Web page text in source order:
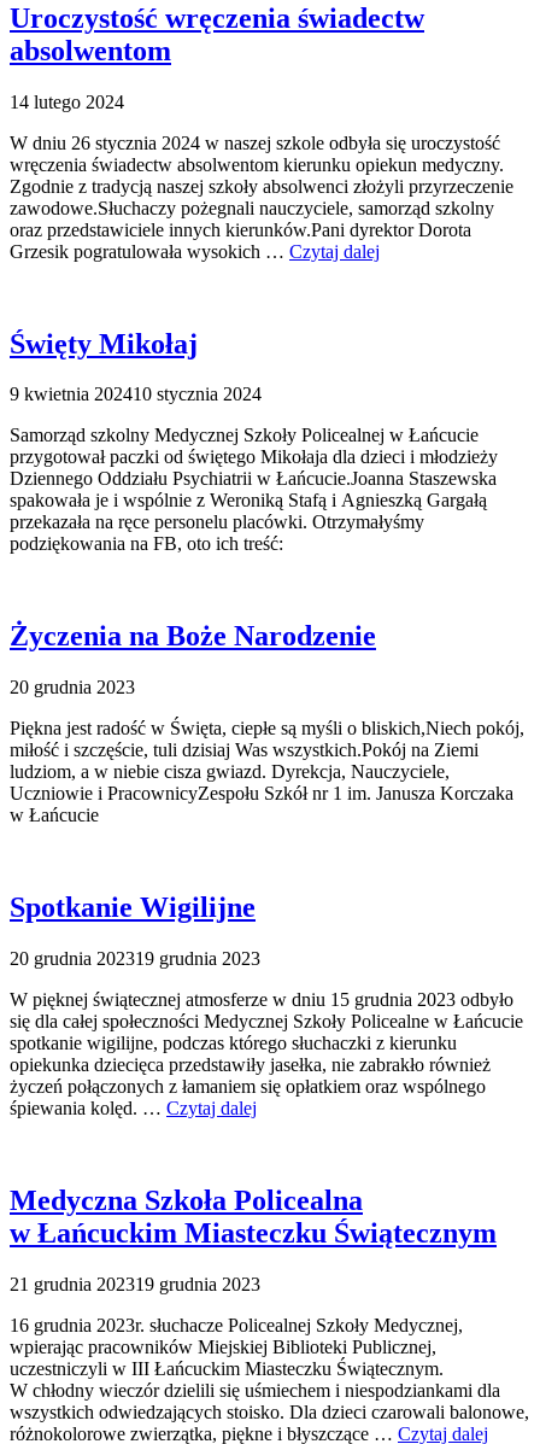
Uroczystość wręczenia świadectw
absolwentom
14 lutego 2024
W dniu 26 stycznia 2024 w naszej szkole odbyła się uroczystość
wręczenia świadectw absolwentom kierunku opiekun medyczny.
Zgodnie z tradycją naszej szkoły absolwenci złożyli przyrzeczenie
zawodowe.Słuchaczy pożegnali nauczyciele, samorząd szkolny
oraz przedstawiciele innych kierunków.Pani dyrektor Dorota
Grzesik pogratulowała wysokich … Czytaj dalej
Święty Mikołaj
9 kwietnia 202410 stycznia 2024
Samorząd szkolny Medycznej Szkoły Policealnej w Łańcucie
przygotował paczki od świętego Mikołaja dla dzieci i młodzieży
Dziennego Oddziału Psychiatrii w Łańcucie.Joanna Staszewska
spakowała je i wspólnie z Weroniką Stafą i Agnieszką Gargałą
przekazała na ręce personelu placówki. Otrzymałyśmy
podziękowania na FB, oto ich treść:
Życzenia na Boże Narodzenie
20 grudnia 2023
Piękna jest radość w Święta, ciepłe są myśli o bliskich,Niech pokój,
miłość i szczęście, tuli dzisiaj Was wszystkich.Pokój na Ziemi
ludziom, a w niebie cisza gwiazd. Dyrekcja, Nauczyciele,
Uczniowie i PracownicyZespołu Szkół nr 1 im. Janusza Korczaka
w Łańcucie
Spotkanie Wigilijne
20 grudnia 202319 grudnia 2023
W pięknej świątecznej atmosferze w dniu 15 grudnia 2023 odbyło
się dla całej społeczności Medycznej Szkoły Policealne w Łańcucie
spotkanie wigilijne, podczas którego słuchaczki z kierunku
opiekunka dziecięca przedstawiły jasełka, nie zabrakło również
życzeń połączonych z łamaniem się opłatkiem oraz wspólnego
śpiewania kolęd. … Czytaj dalej
Medyczna Szkoła Policealna
w Łańcuckim Miasteczku Świątecznym
21 grudnia 202319 grudnia 2023
16 grudnia 2023r. słuchacze Policealnej Szkoły Medycznej,
wpierając pracowników Miejskiej Biblioteki Publicznej,
uczestniczyli w III Łańcuckim Miasteczku Świątecznym.
W chłodny wieczór dzielili się uśmiechem i niespodziankami dla
wszystkich odwiedzających stoisko. Dla dzieci czarowali balonowe,
różnokolorowe zwierzątka, piękne i błyszczące … Czytaj dalej